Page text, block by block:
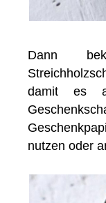
Dann
damit es
nutzen oder